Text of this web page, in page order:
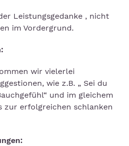
Leistungsgedanke , nicht
im Vordergrund.
wir vielerlei
wie z.B. „ Sei du
und im gleichem
zur erfolgreichen schlanken